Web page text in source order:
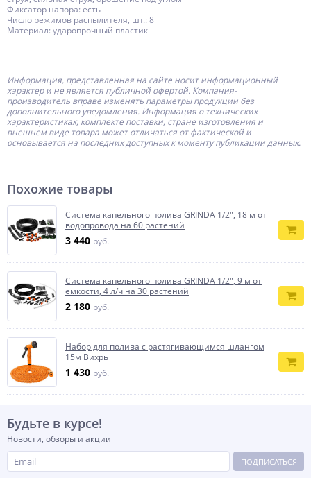
Фиксатор напора: есть
Число режимов распылителя, шт.: 8
Материал: ударопрочный пластик
Информация, представленная на сайте носит информационный
характер и не является публичной офертой. Компания-
производитель вправе изменять параметры продукции без
дополнительного уведомления. Информация о технических
характеристиках, комплекте поставки, стране изготовления и
внешнем виде товара может отличаться от фактической и
основывается на последних доступных к моменту публикации данных.
Похожие товары
Система капельного полива GRINDA 1/2″, 18 м от
водопровода на 60 растений
3 440 руб.
Cистема капельного полива GRINDA 1/2″, 9 м от
емкости, 4 л/ч на 30 растений
2 180 руб.
Набор для полива с растягивающимся шлангом
15м Вихрь
1 430 руб.
Будьте в курсе!
Новости, обзоры и акции
ПОДПИСАТЬСЯ